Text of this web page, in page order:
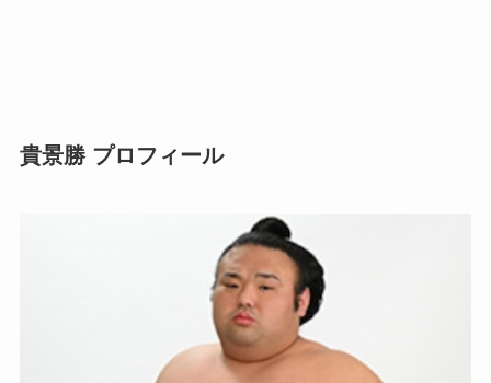
貴景勝 プロフィール